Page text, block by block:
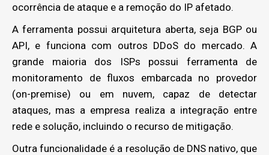
ocorrência de ataque e a remoção do IP afetado.
A ferramenta possui arquitetura aberta, seja BGP ou
API, e funciona com outros DDoS do mercado. A
grande maioria dos ISPs possui ferramenta de
monitoramento de fluxos embarcada no provedor
(on-premise) ou em nuvem, capaz de detectar
ataques, mas a empresa realiza a integração entre
rede e solução, incluindo o recurso de mitigação.
Outra funcionalidade é a resolução de DNS nativo, que